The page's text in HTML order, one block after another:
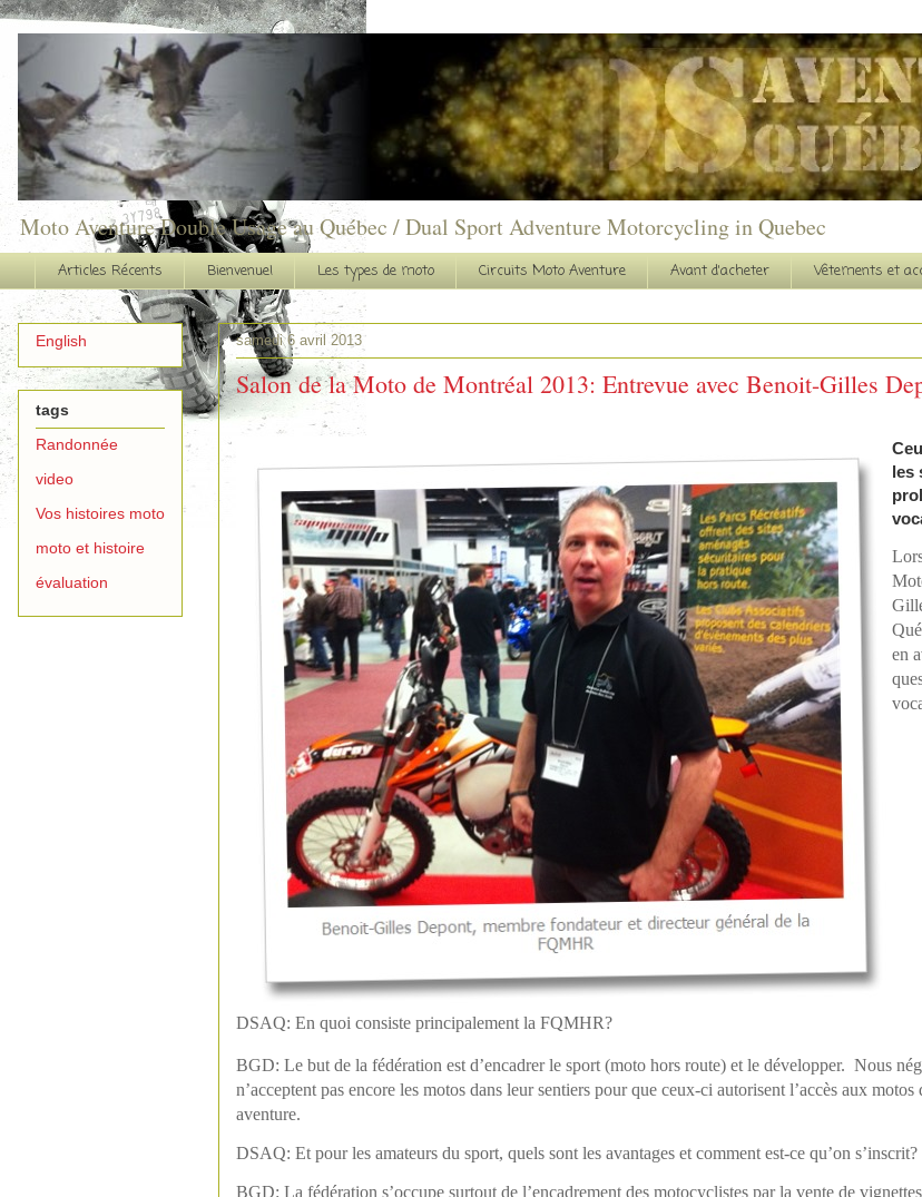
Moto Aventure Double Usage au Québec / Dual Sport Adventure Motorcycling in Quebec
Articles Récents Bienvenue! Les types de moto Circuits Moto Aventure Avant d'acheter Vêtements et
samedi 6 avril 2013
Salon de la Moto de Montréal 2013: Entrevue avec Benoit-Gilles
les
en
DSAQ: En quoi consiste principalement la FQMHR?
BGD: Le but de la fédération est d’encadrer le sport (moto hors route) et le développer. Nous
n’acceptent pas encore les motos dans leur sentiers pour que ceux-ci autorisent l’accès aux
aventure.
DSAQ: Et pour les amateurs du sport, quels sont les avantages et comment est-ce qu’on s’inscrit?
BGD: La fédération s’occupe surtout de l’encadrement des motocyclistes par la vente de
English
tags
Randonnée
video
Vos histoires moto
moto et histoire
évaluation